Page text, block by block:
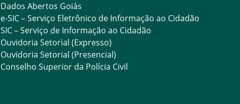
Dados Abertos Goiás
e-SIC – Serviço Eletrônico de Informação ao Cidadão
SIC – Serviço de Informação ao Cidadão
Ouvidoria Setorial (Expresso)
Ouvidoria Setorial (Presencial)
Conselho Superior da Polícia Civil